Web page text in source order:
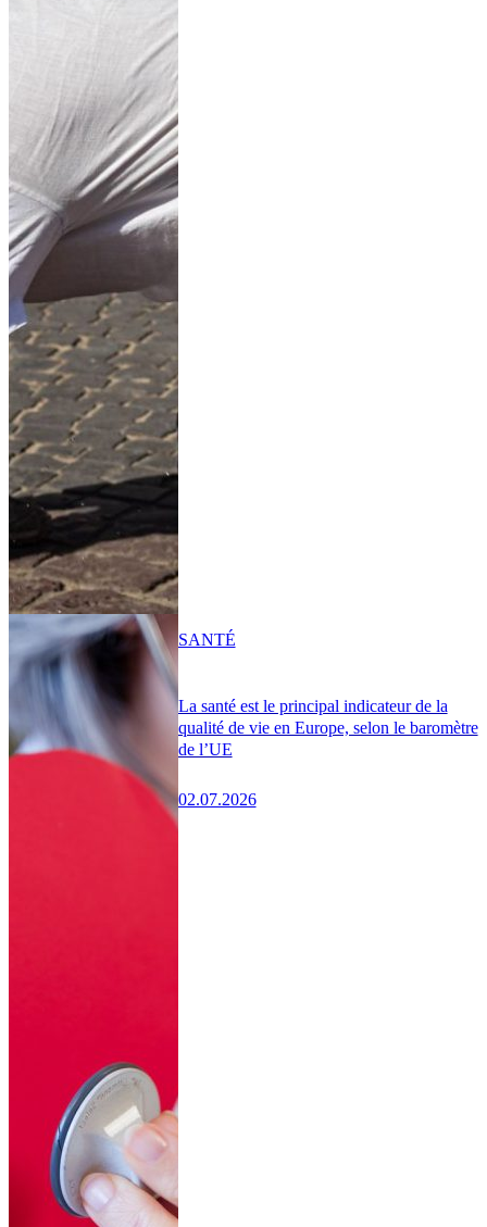
La santé est le principal indicateur de la
qualité de vie en Europe, selon le baromètre
de l’UE
02.07.2026
SANTÉ